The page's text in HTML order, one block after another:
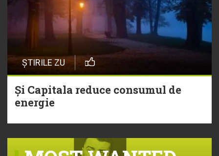
ȘTIRILE ZU
Și Capitala reduce consumul de
energie